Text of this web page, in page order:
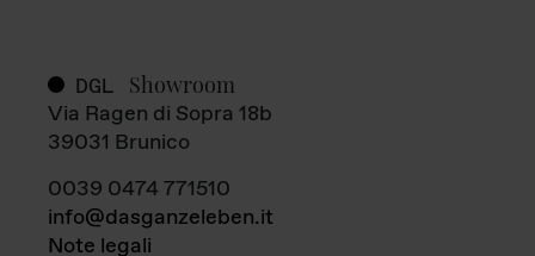
DGL Showroom
Via Ragen di Sopra 18b
39031 Brunico
0039 0474 771510
info@dasganzeleben.it
Note legali